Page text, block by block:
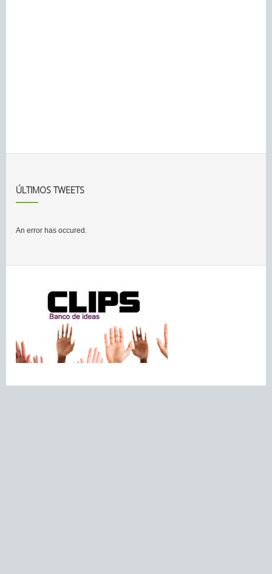
ÚLTIMOS TWEETS
An error has occured.